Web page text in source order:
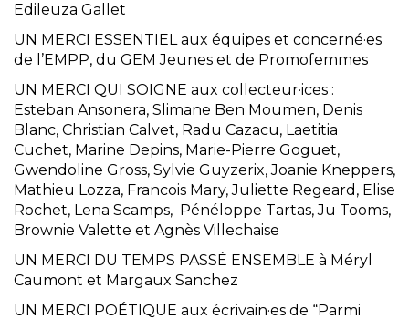
Edileuza Gallet
UN MERCI ESSENTIEL aux équipes et concerné·es
de l’EMPP, du GEM Jeunes et de Promofemmes
UN MERCI QUI SOIGNE aux collecteur·ices :
Esteban Ansonera, Slimane Ben Moumen, Denis
Blanc, Christian Calvet, Radu Cazacu, Laetitia
Cuchet, Marine Depins, Marie-Pierre Goguet,
Gwendoline Gross, Sylvie Guyzerix, Joanie Kneppers,
Mathieu Lozza, Francois Mary, Juliette Regeard, Elise
Rochet, Lena Scamps, Pénéloppe Tartas, Ju Tooms,
Brownie Valette et Agnès Villechaise
UN MERCI DU TEMPS PASSÉ ENSEMBLE à Méryl
Caumont et Margaux Sanchez
UN MERCI POÉTIQUE aux écrivain·es de “Parmi